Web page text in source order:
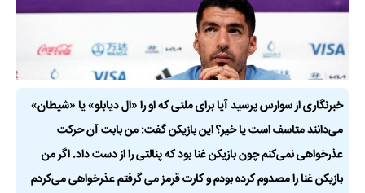
خبرنگاری از سوارس پرسید آیا برای ملتی که او را «ال دیابلو» یا «شیطان»
می‌دانند متاسف است یا خیر؟ این بازیکن گفت: من بابت آن حرکت
عذرخواهی نمی‌کنم چون بازیکن غنا بود که پنالتی را از دست داد. اگر من
بازیکن غنا را مصدوم کرده بودم و کارت قرمز می گرفتم عذرخواهی می‌کردم